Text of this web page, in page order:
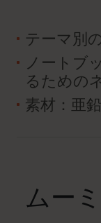
テーマ別
ノートブ
るための
素材：亜
ムー